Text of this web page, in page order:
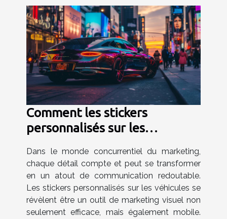
Comment les stickers
personnalisés sur les
transformer votre stratégie
marketing
Dans le monde concurrentiel du marketing,
chaque détail compte et peut se transformer
en un atout de communication redoutable.
Les stickers personnalisés sur les véhicules se
révèlent être un outil de marketing visuel non
seulement efficace, mais également mobile.